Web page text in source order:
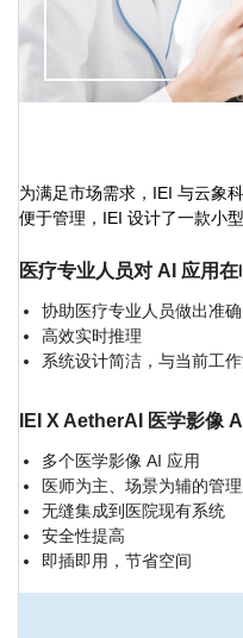
为满足市场需求，IEI 与云象
便于管理，IEI 设计了一款小
医疗专业人员对 AI 应用
协助医疗专业人员做出准
高效实时推理
系统设计简洁，与当前工
IEI X AetherAI 医学影像
多个医学影像 AI 应用
医师为主、场景为辅的管
无缝集成到医院现有系统
安全性提高
即插即用，节省空间